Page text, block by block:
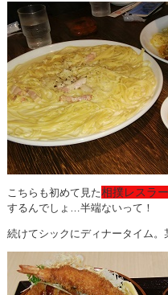
こちらも初めて見た相撲レスラ
するんでしょ…半端ないって！
続けてシックにディナータイム。